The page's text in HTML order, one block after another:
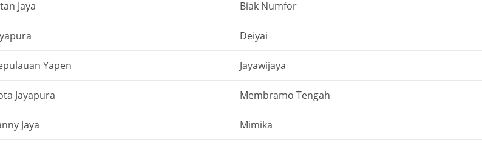
Jaya Biak Numfor
Deiyai
Yapen Jayawijaya
Jayapura Membramo Tengah
Jaya Mimika